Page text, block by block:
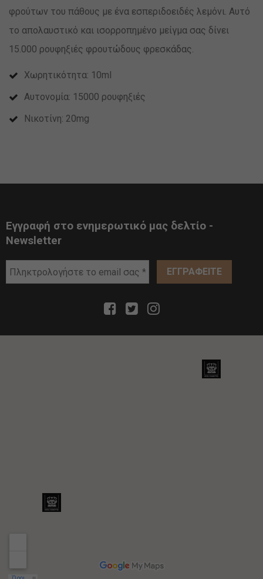
φρούτων του πάθους με ένα εσπεριδοειδές λεμόνι. Αυτό
το απολαυστικό και ισορροπημένο μείγμα σας δίνει
15.000 ρουφηξιές φρουτώδους φρεσκάδας.
Χωρητικότητα: 10ml
Αυτονομία: 15000 ρουφηξιές
Νικοτίνη: 20mg
Εγγραφή στο ενημερωτικό μας δελτίο -
Newsletter